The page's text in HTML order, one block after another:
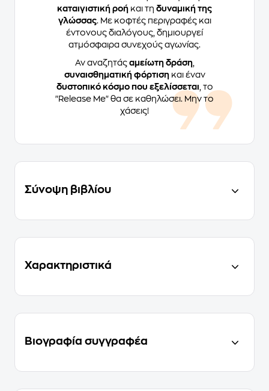
καταιγιστική ροή και τη δυναμική της
γλώσσας. Με κοφτές περιγραφές και
έντονους διαλόγους, δημιουργεί
ατμόσφαιρα συνεχούς αγωνίας.
Αν αναζητάς αμείωτη δράση,
συναισθηματική φόρτισηκαι έναν
δυστοπικό κόσμο που εξελίσσεται , το
"Release Me" θα σε καθηλώσει. Μην το
χάσεις!
Σύνοψη βιβλίου
Χαρακτηριστικά
Βιογραφία συγγραφέα